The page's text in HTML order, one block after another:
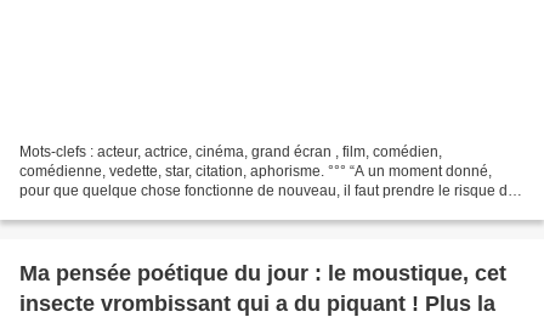
Mots-clefs : acteur, actrice, cinéma, grand écran , film, comédien,
comédienne, vedette, star, citation, aphorisme. °°° “A un moment donné,
pour que quelque chose fonctionne de nouveau, il faut prendre le risque de
Ma pensée poétique du jour : le moustique, cet
insecte vrombissant qui a du piquant ! Plus la